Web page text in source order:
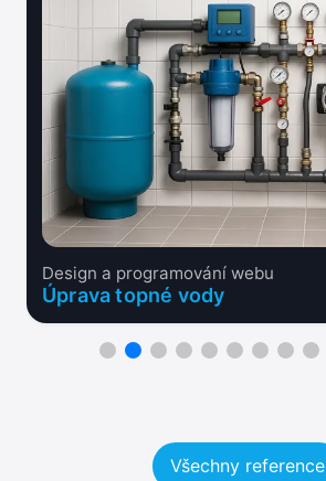
Design a programování webu
Úprava topné vody
Všechny reference